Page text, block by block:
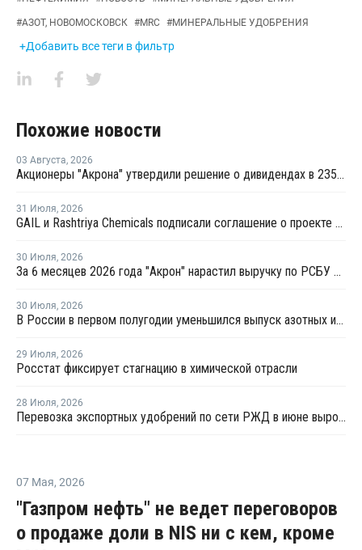
#АЗОТ, НОВОМОСКОВСК #MRC #МИНЕРАЛЬНЫЕ УДОБРЕНИЯ
+Добавить все теги в фильтр
Похожие новости
03 Августа, 2026
Акционеры "Акрона" утвердили решение о дивидендах в 235 рублей на акцию
31 Июля, 2026
GAIL и Rashtriya Chemicals подписали соглашение о проекте по производству удобрений на основе природного газа
30 Июля, 2026
За 6 месяцев 2026 года "Акрон" нарастил выручку по РСБУ на 1,3%
30 Июля, 2026
В России в первом полугодии уменьшился выпуск азотных и фосфорных удобрений
29 Июля, 2026
Росстат фиксирует стагнацию в химической отрасли
28 Июля, 2026
Перевозка экспортных удобрений по сети РЖД в июне выросла на 11,2%
07 Мая, 2026
"Газпром нефть" не ведет переговоров
о продаже доли в NIS ни с кем, кроме